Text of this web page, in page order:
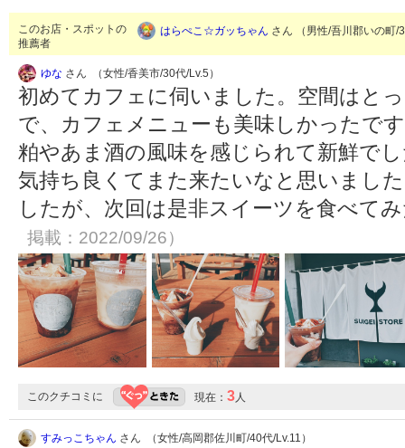
このお店・スポットの
推薦者
はらぺこ☆ガッちゃん さん （男性/吾川郡いの町/
ゆな さん （女性/香美市/30代/Lv.5）
初めてカフェに伺いました。空間はと
で、カフェメニューも美味しかったで
粕やあま酒の風味を感じられて新鮮で
気持ち良くてまた来たいなと思いまし
したが、次回は是非スイーツを食べて
掲載：2022/09/26）
このクチコミに 現在： 3人
すみっこちゃん さん （女性/高岡郡佐川町/40代/Lv.11）